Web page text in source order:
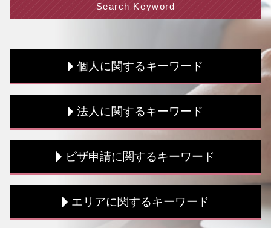
Search Keyword
個人に関するキーワード
資金調達 流れ
税務書類 流れ
個人事業主 事業計画書
税務書類 種類
税理士 顧問 契約書
確定申告 節税
法人に関するキーワード
課税所得 控除
税務調査 法人
中小企業投資促進税制 対象
税務書類 流れ
ビザ申請に関するキーワード
ビザ申請 専門家 相談
就労 ビザ 種類
エリアに関するキーワード